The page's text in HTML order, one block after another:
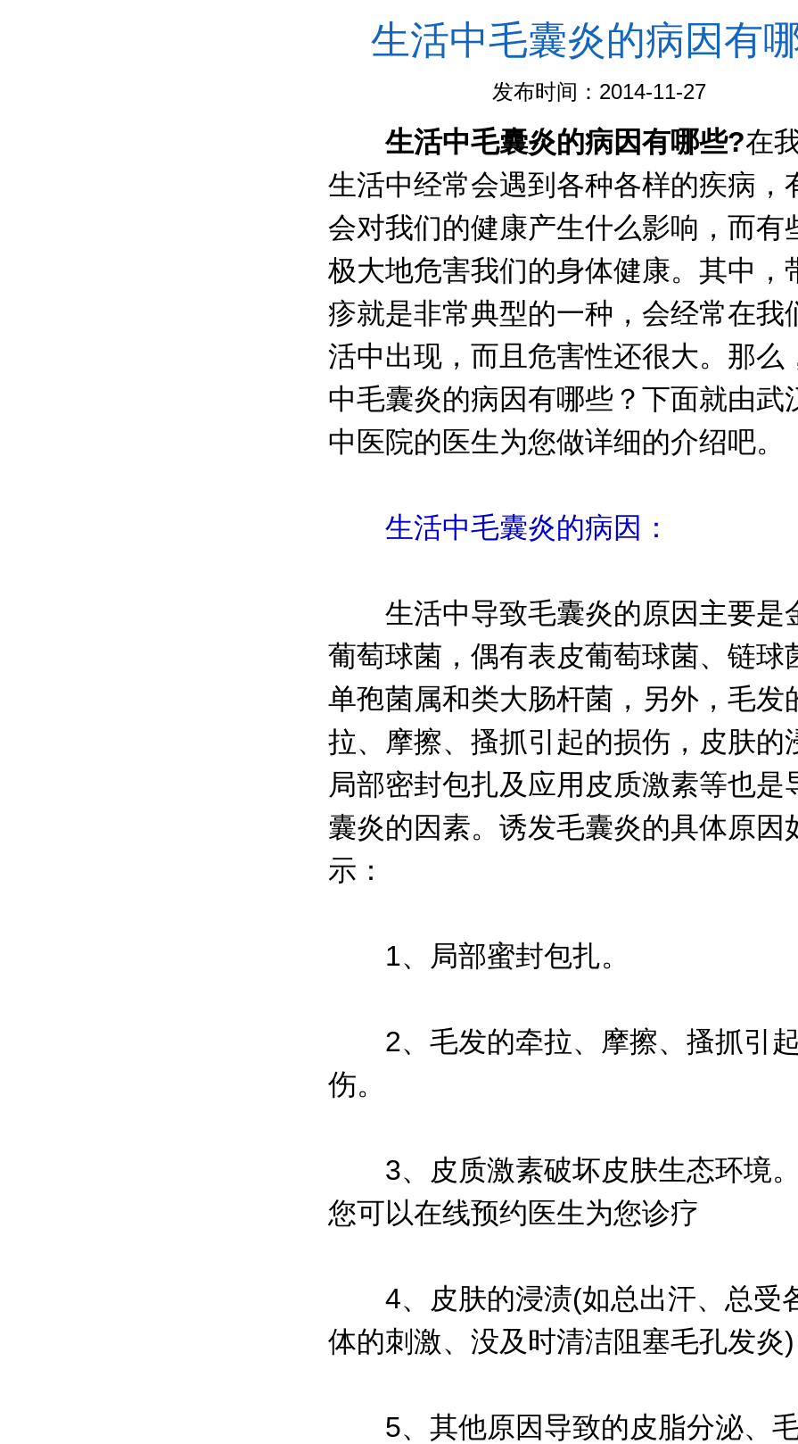
生活中毛囊炎的病因有
发布时间：2014-11-27
生活中毛囊炎的病因有哪些?在
生活中经常会遇到各种各样的疾病，
会对我们的健康产生什么影响，而有
极大地危害我们的身体健康。其中，
疹就是非常典型的一种，会经常在我
活中出现，而且危害性还很大。那么
中毛囊炎的病因有哪些？下面就由武
中医院的医生为您做详细的介绍吧。
生活中毛囊炎的病因：
生活中导致毛囊炎的原因主要是
葡萄球菌，偶有表皮葡萄球菌、链球
单孢菌属和类大肠杆菌，另外，毛发
拉、摩擦、搔抓引起的损伤，皮肤的
局部密封包扎及应用皮质激素等也是
囊炎的因素。诱发毛囊炎的具体原因
示：
1、局部蜜封包扎。
2、毛发的牵拉、摩擦、搔抓引
伤。
3、皮质激素破坏皮肤生态环境
您可以在线预约医生为您诊疗
4、皮肤的浸渍(如总出汗、总受
体的刺激、没及时清洁阻塞毛孔发炎)
5、其他原因导致的皮脂分泌、